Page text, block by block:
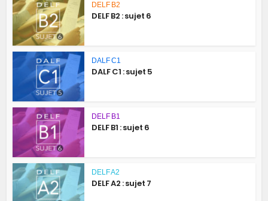
DELF B2
DELF B2 : sujet 6
DALF C1
DALF C1 : sujet 5
DELF B1
DELF B1 : sujet 6
DELF A2
DELF A2 : sujet 7